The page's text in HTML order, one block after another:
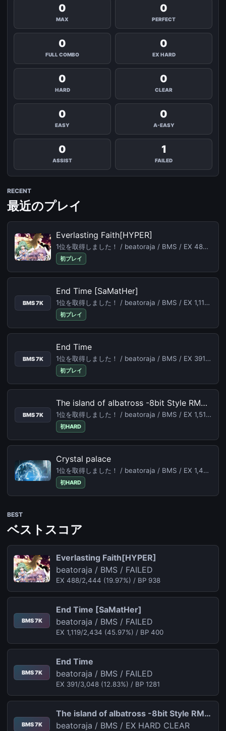
0
MAX
0
PERFECT
0
FULL COMBO
0
EX HARD
0
HARD
0
CLEAR
0
EASY
0
A-EASY
0
ASSIST
1
FAILED
RECENT
最近のプレイ
Everlasting Faith[HYPER]
1位を取得しました！ / beatoraja / BMS / EX 488/2,444 (19.97%) /
初プレイ
BMS 7K
End Time [SaMatHer]
1位を取得しました！ / beatoraja / BMS / EX 1,119/2,434 (45.97%) /
初プレイ
BMS 7K
End Time
1位を取得しました！ / beatoraja / BMS / EX 391/3,048 (12.83%) /
初プレイ
BMS 7K
The island of albatross -8bit Style RMX-[HYPER]
1位を取得しました！ / beatoraja / BMS / EX 1,516/1,780 (85.17%) /
初HARD
Crystal palace
1位を取得しました！ / beatoraja / BMS / EX 1,455/1,648 (88.29%) /
初HARD
BEST
ベストスコア
Everlasting Faith[HYPER]
beatoraja / BMS / FAILED
EX 488/2,444 (19.97%) / BP 938
BMS 7K
End Time [SaMatHer]
beatoraja / BMS / FAILED
EX 1,119/2,434 (45.97%) / BP 400
BMS 7K
End Time
beatoraja / BMS / FAILED
EX 391/3,048 (12.83%) / BP 1281
BMS 7K
The island of albatross -8bit Style RMX-[HYPER]
beatoraja / BMS / EX HARD CLEAR